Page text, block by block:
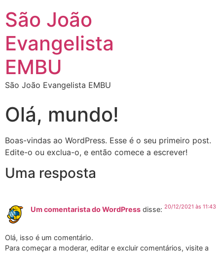
São João
Evangelista
EMBU
São João Evangelista EMBU
Olá, mundo!
Boas-vindas ao WordPress. Esse é o seu primeiro post.
Edite-o ou exclua-o, e então comece a escrever!
Uma resposta
Um comentarista do WordPress disse: 20/12/2021 às 11:43
Olá, isso é um comentário.
Para começar a moderar, editar e excluir comentários, visite a